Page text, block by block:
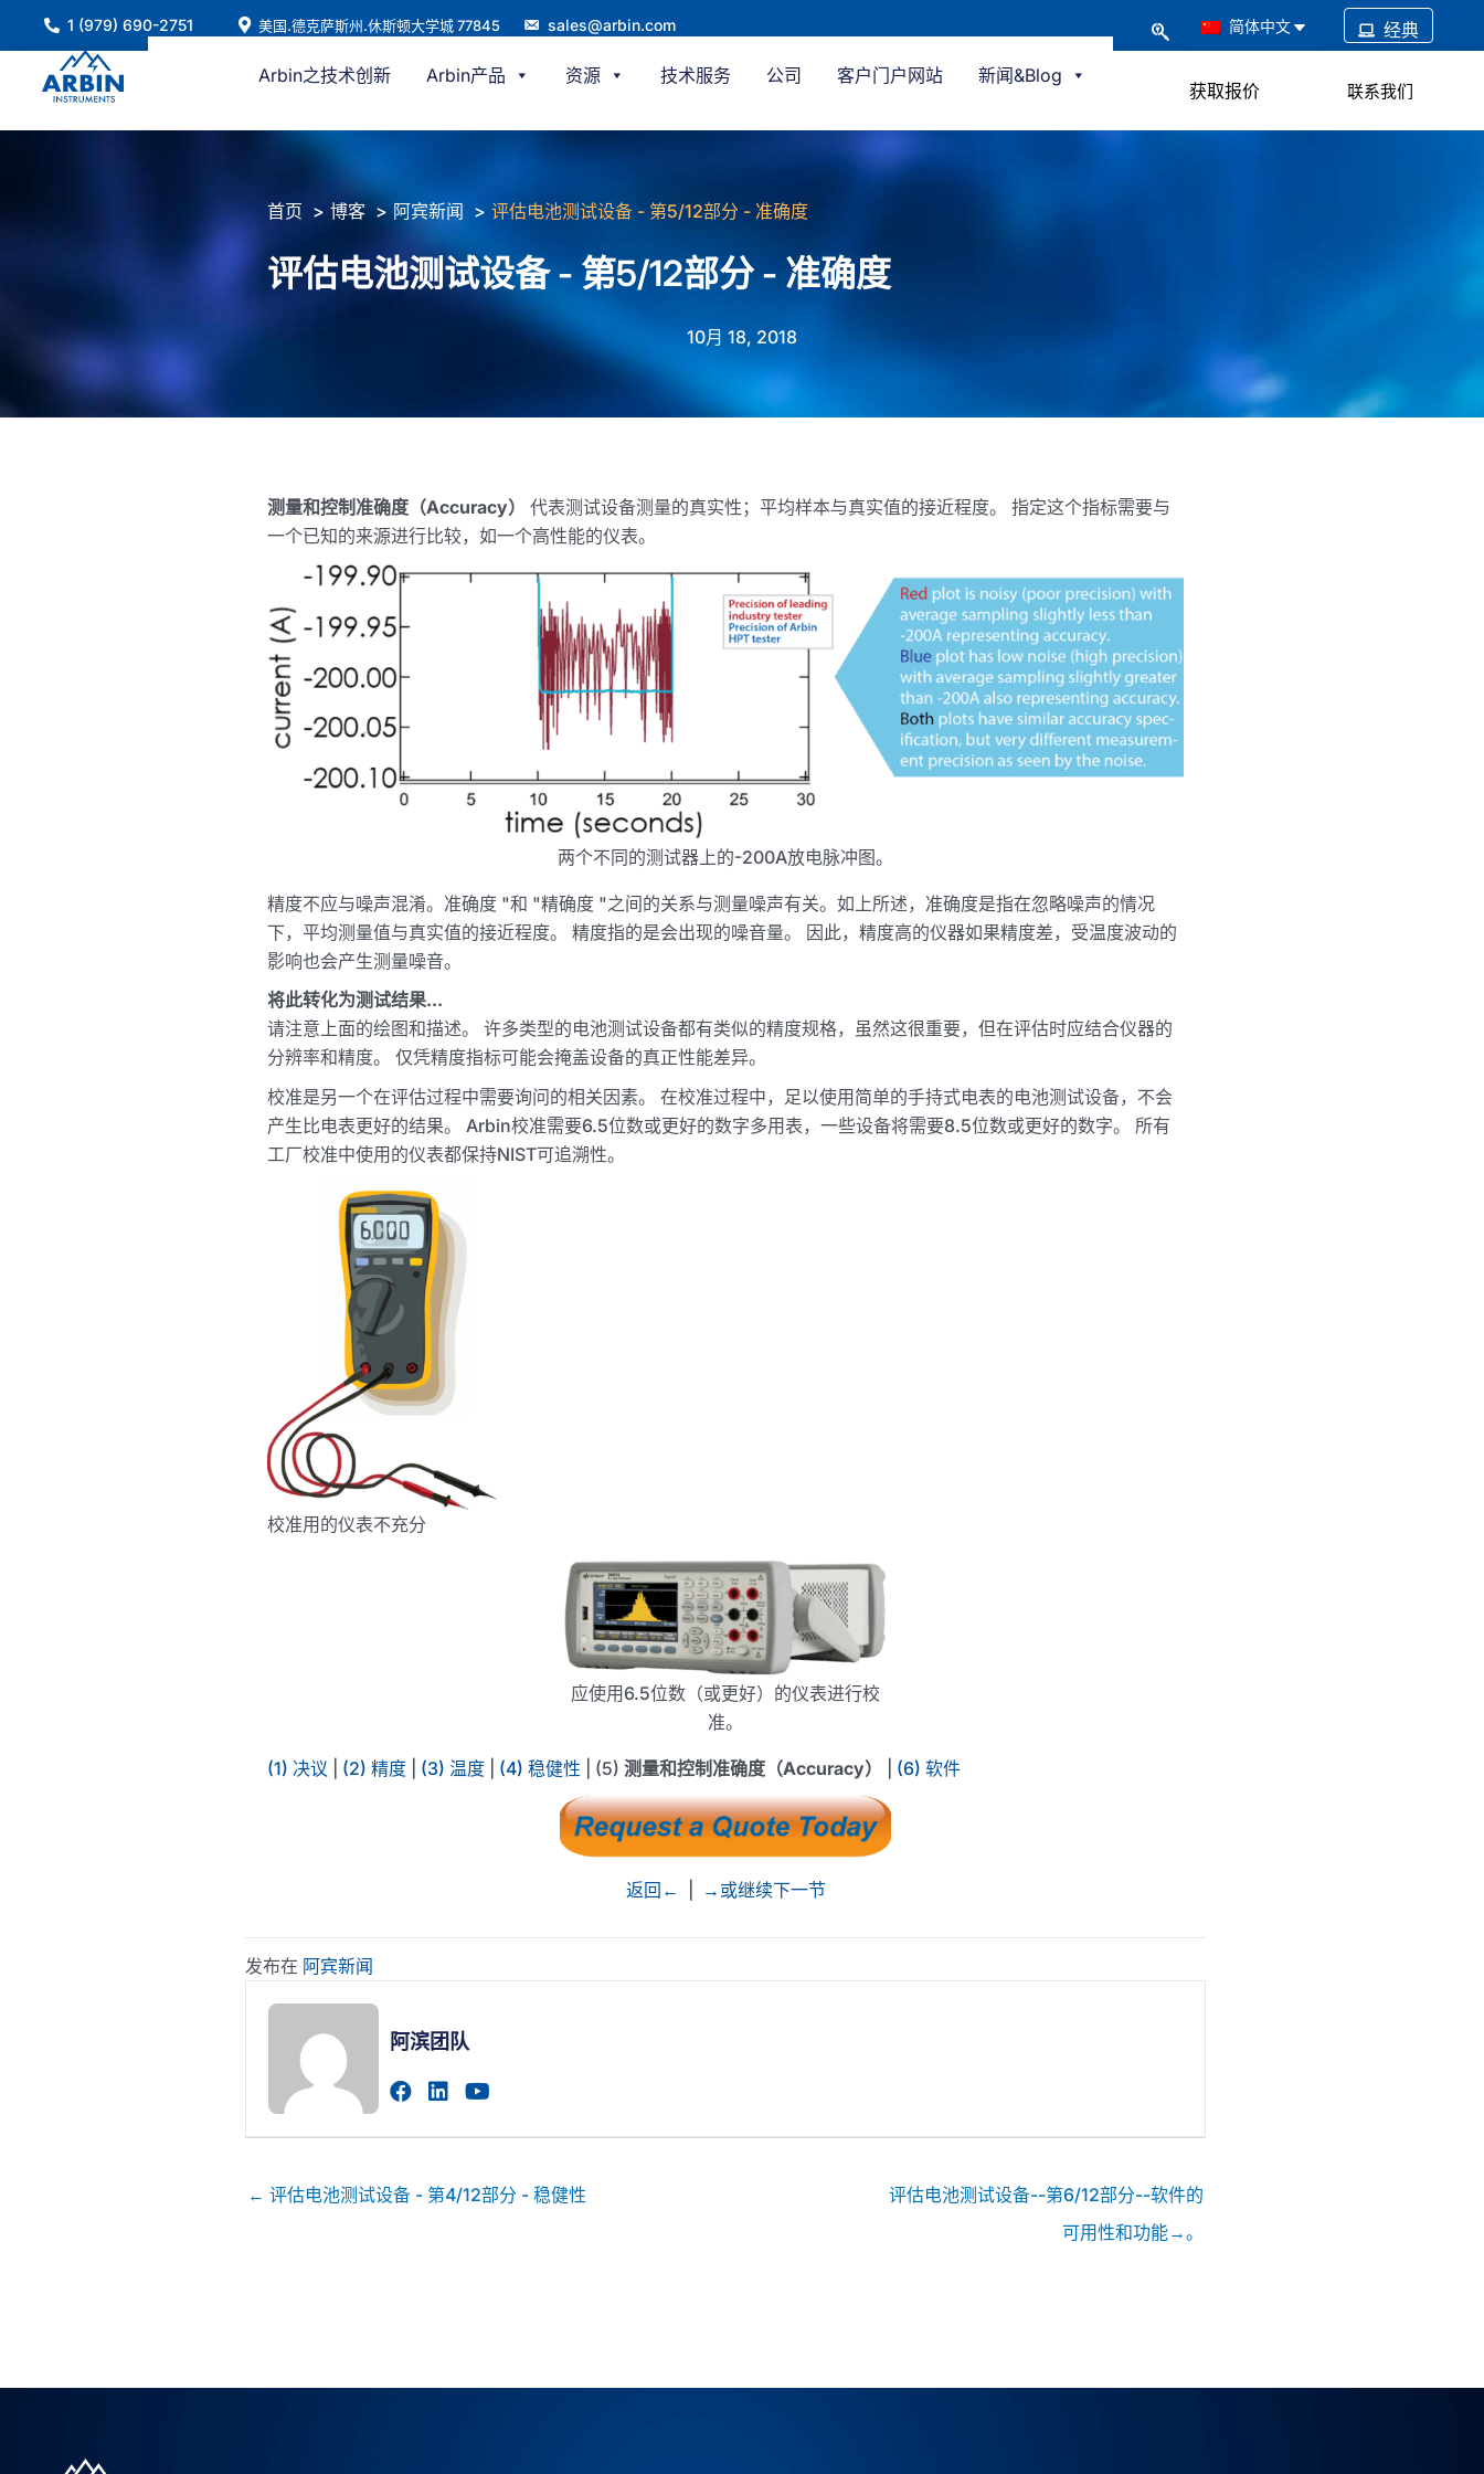
1 (979) 690-2751 美国.德克萨斯州.休斯顿大学城 77845 sales@arbin.com 简体中文 经典
Arbin之技术创新 Arbin产品 资源 技术服务 公司 客户门户网站 新闻&Blog
获取报价 联系我们
首页 博客 阿宾新闻 评估电池测试设备 - 第5/12部分 - 准确度
评估电池测试设备 - 第5/12部分 - 准确度
10月 18, 2018
测量和控制准确度（Accuracy）
代表测试设备测量的真实性；平均样本与真实值的接近程度。 指定这个指标需要与
一个已知的来源进行比较，如一个高性能的仪表。
两个不同的测试器上的-200A放电脉冲图。
精度不应与噪声混淆。准确度 "和 "精确度 "之间的关系与测量噪声有关。如上所述，准确度是指在忽略噪声的情况
下，平均测量值与真实值的接近程度。 精度指的是会出现的噪音量。 因此，精度高的仪器如果精度差，受温度波动的
影响也会产生测量噪音。
将此转化为测试结果...
请注意上面的绘图和描述。 许多类型的电池测试设备都有类似的精度规格，虽然这很重要，但在评估时应结合仪器的
分辨率和精度。 仅凭精度指标可能会掩盖设备的真正性能差异。
校准是另一个在评估过程中需要询问的相关因素。 在校准过程中，足以使用简单的手持式电表的电池测试设备，不会
产生比电表更好的结果。 Arbin校准需要6.5位数或更好的数字多用表，一些设备将需要8.5位数或更好的数字。 所有
工厂校准中使用的仪表都保持NIST可追溯性。
校准用的仪表不充分
应使用6.5位数（或更好）的仪表进行校
准。
(1) 决议 (2) 精度 (3) 温度 (4) 稳健性 | (5) 测量和控制准确度（Accuracy） (6) 软件
返回← →或继续下一节
发布在 阿宾新闻
阿滨团队
访问作者的facebook个人主页
访问作者的linkedin个人主页
← 评估电池测试设备 - 第4/12部分 - 稳健性
评估电池测试设备--第6/12部分--软件的
可用性和功能→。